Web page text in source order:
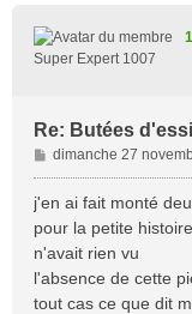
Super Expert 1007
Re: Butées
M
e
s
g
e
dimanche 27
j'en ai fait monté
pour la petite
n'avait rien vu
l'absence de cette
tout cas ce que dit